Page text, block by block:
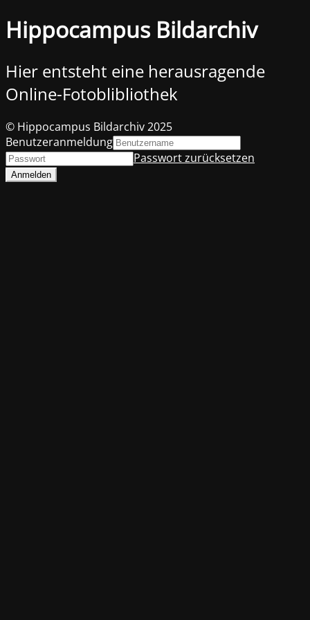
Hippocampus Bildarchiv
Hier entsteht eine herausragende
Online-Fotoblibliothek
© Hippocampus Bildarchiv 2025
Benutzeranmeldung
Passwort zurücksetzen